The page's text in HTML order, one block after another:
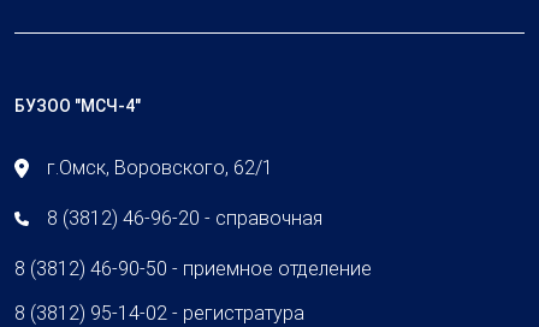
БУЗОО "МСЧ-4"
г.Омск, Воровского, 62/1
8 (3812) 46-96-20 - справочная
8 (3812) 46-90-50 - приемное отделение
8 (3812) 95-14-02 - регистратура